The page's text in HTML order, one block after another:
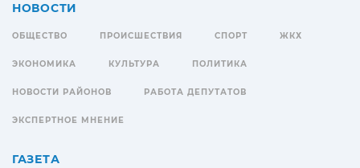
НОВОСТИ
ОБЩЕСТВО ПРОИСШЕСТВИЯ СПОРТ ЖКХ
ЭКОНОМИКА КУЛЬТУРА ПОЛИТИКА
НОВОСТИ РАЙОНОВ РАБОТА ДЕПУТАТОВ
ЭКСПЕРТНОЕ МНЕНИЕ
ГАЗЕТА